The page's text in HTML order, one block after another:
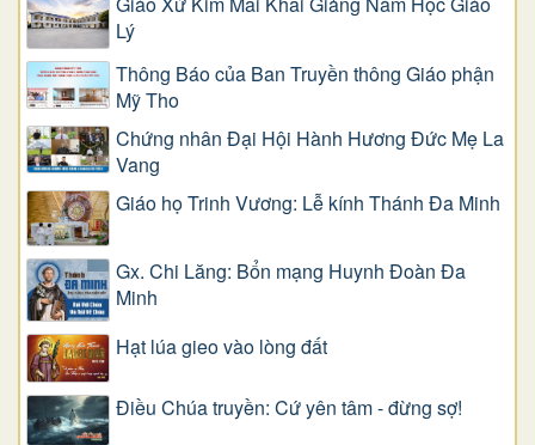
Lý
Thông Báo của Ban Truyền thông Giáo phận
Mỹ Tho
Chứng nhân Đại Hội Hành Hương Đức Mẹ La
Vang
Giáo họ Trinh Vương: Lễ kính Thánh Đa Minh
Gx. Chi Lăng: Bổn mạng Huynh Đoàn Đa
Minh
Hạt lúa gieo vào lòng đất
Điều Chúa truyền: Cứ yên tâm - đừng sợ!